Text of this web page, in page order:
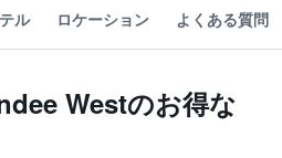
ル ロケーション よくある質問
Westのお得な